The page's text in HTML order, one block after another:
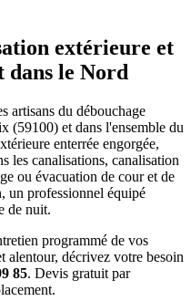
extérieure et
dans le Nord
artisans du débouchage
(59100) et dans l'ensemble du
enterrée engorgée,
les canalisations, canalisation
ou évacuation de cour et de
un professionnel équipé
de nuit.
programmé de vos
alentour, décrivez votre besoin
85. Devis gratuit par